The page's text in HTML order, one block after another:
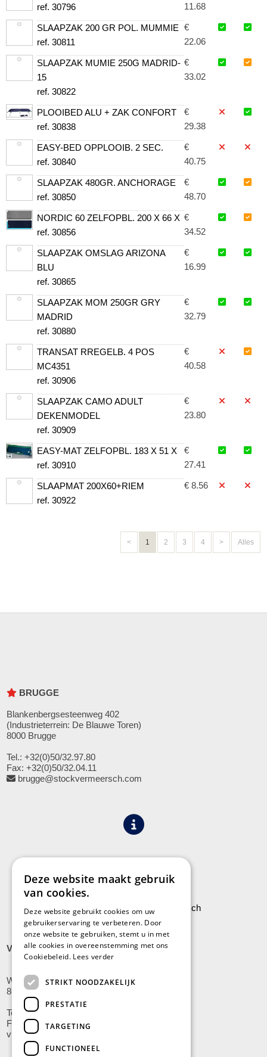
ref. 30796
11.68
SLAAPZAK 200 GR POL. MUMMIE
ref. 30811
€
22.06
SLAAPZAK MUMIE 250G MADRID-
15
ref. 30822
€
33.02
PLOOIBED ALU + ZAK CONFORT
ref. 30838
€
29.38
EASY-BED OPPLOOIB. 2 SEC.
ref. 30840
€
40.75
SLAAPZAK 480GR. ANCHORAGE
ref. 30850
€
48.70
NORDIC 60 ZELFOPBL. 200 X 66 X
ref. 30856
€
34.52
SLAAPZAK OMSLAG ARIZONA
BLU
ref. 30865
€
16.99
SLAAPZAK MOM 250GR GRY
MADRID
ref. 30880
€
32.79
TRANSAT RREGELB. 4 POS
MC4351
ref. 30906
€
40.58
SLAAPZAK CAMO ADULT
DEKENMODEL
ref. 30909
€
23.80
EASY-MAT ZELFOPBL. 183 X 51 X
ref. 30910
€
27.41
SLAAPMAT 200X60+RIEM
ref. 30922
€ 8.56
< 1 2 3 4 > Alles
BRUGGE
Blankenbergsesteenweg 402
(Industrieterrein: De Blauwe Toren)
8000 Brugge
Tel.: +32(0)50/32.97.80
Fax: +32(0)50/32.04.11
brugge@stockvermeersch.com
Leveringen aan Stock Vermeersch
VLADSLO
Wijnendalestraat 200
8600 Vladslo - Diksmuide
Tel: +32(0)51/59.10.00
Fax: +32(0)51/58.21.99
vladslo@stockvermeersch.com
Deze website maakt gebruik
van cookies.
Deze website gebruikt cookies om uw
gebruikerservaring te verbeteren. Door
onze website te gebruiken, stemt u in met
alle cookies in overeenstemming met ons
Cookiebeleid. Lees verder
STRIKT NOODZAKELIJK
PRESTATIE
TARGETING
FUNCTIONEEL